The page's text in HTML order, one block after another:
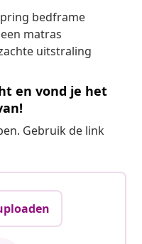
bedframe
matras
uitstraling
en vond je het
Gebruik de link